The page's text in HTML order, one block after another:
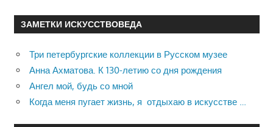
ЗАМЕТКИ ИСКУССТВОВЕДА
Три петербургские коллекции в Русском музее
Анна Ахматова. К 130-летию со дня рождения
Ангел мой, будь со мной
Когда меня пугает жизнь, я отдыхаю в искусстве …